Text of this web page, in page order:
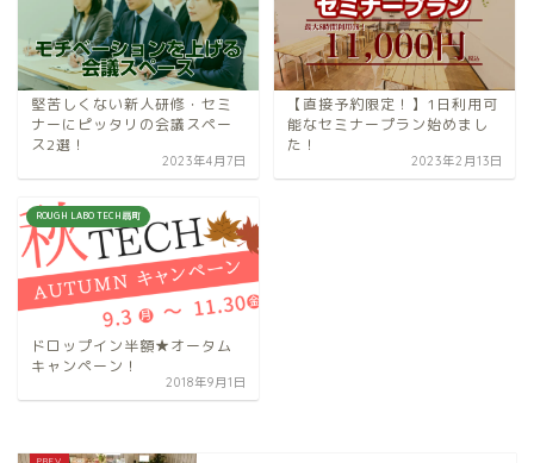
堅苦しくない新人研修・セミ
ナーにピッタリの会議スペー
ス2選！
2023年4月7日
【直接予約限定！】1日利用可
能なセミナープラン始めまし
た！
2023年2月13日
ROUGH LABO TECH扇町
ドロップイン半額★オータム
キャンペーン！
2018年9月1日